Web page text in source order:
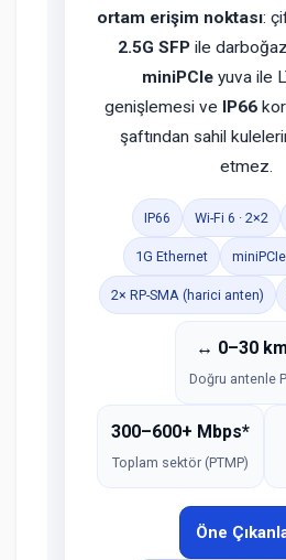
ortam erişim noktası:
2.5G SFPile
miniPCIeyuva ile
genişlemesi ve IP66
şaftından sahil
etmez.
IP66 Wi-Fi 6 · 2×2
1G Ethernet
2× RP-SMA (harici anten)
↔ 0–30
Doğru antenle
300–600+ Mbps*
Toplam sektör (PTMP)
Öne